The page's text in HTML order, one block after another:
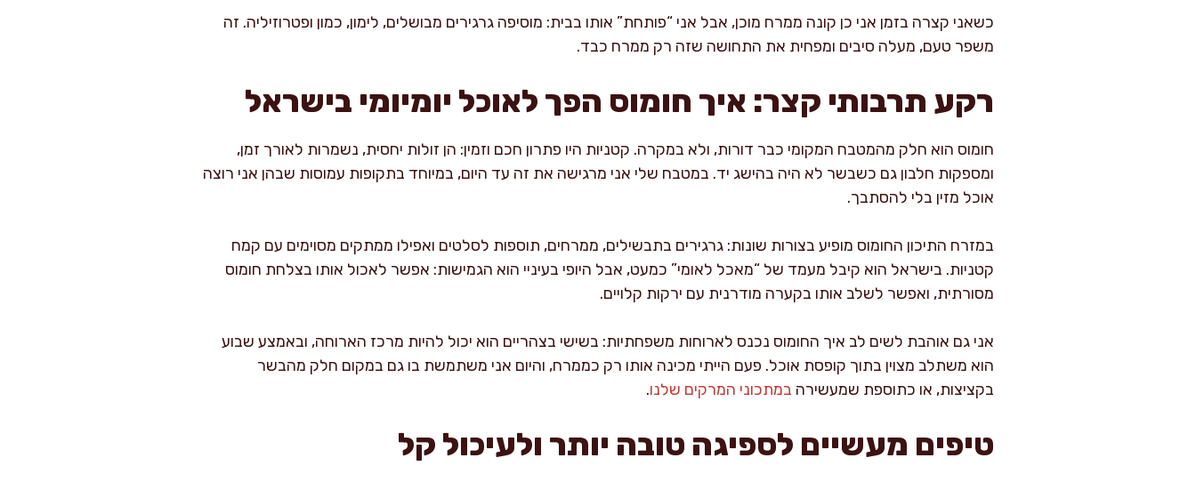
כשאני קצרה בזמן אני כן קונה ממרח מוכן, אבל אני “פותחת” אותו בבית: מוסיפה גרגירים מבושלים, לימון, כמון ופטרוזיליה. זה
משפר טעם, מעלה סיבים ומפחית את התחושה שזה רק ממרח כבד.
רקע תרבותי קצר: איך חומוס הפך לאוכל יומיומי בישראל
חומוס הוא חלק מהמטבח המקומי כבר דורות, ולא במקרה. קטניות היו פתרון חכם וזמין: הן זולות יחסית, נשמרות לאורך זמן,
ומספקות חלבון גם כשבשר לא היה בהישג יד. במטבח שלי אני מרגישה את זה עד היום, במיוחד בתקופות עמוסות שבהן אני רוצה
אוכל מזין בלי להסתבך.
במזרח התיכון החומוס מופיע בצורות שונות: גרגירים בתבשילים, ממרחים, תוספות לסלטים ואפילו ממתקים מסוימים עם קמח
קטניות. בישראל הוא קיבל מעמד של “מאכל לאומי” כמעט, אבל היופי בעיניי הוא הגמישות: אפשר לאכול אותו בצלחת חומוס
מסורתית, ואפשר לשלב אותו בקערה מודרנית עם ירקות קלויים.
אני גם אוהבת לשים לב איך החומוס נכנס לארוחות משפחתיות: בשישי בצהריים הוא יכול להיות מרכז הארוחה, ובאמצע שבוע
הוא משתלב מצוין בתוך קופסת אוכל. פעם הייתי מכינה אותו רק כממרח, והיום אני משתמשת בו גם במקום חלק מהבשר
בקציצות, או כתוספת שמעשירה במתכוני המרקים שלנו.
טיפים מעשיים לספיגה טובה יותר ולעיכול קל